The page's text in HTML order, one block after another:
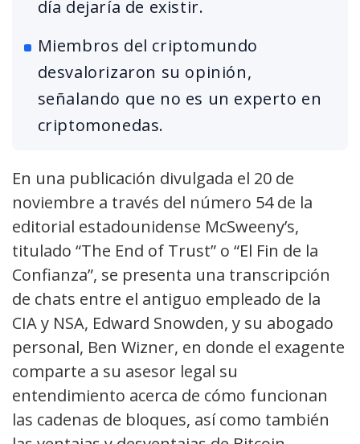
día dejaría de existir.
Miembros del criptomundo
desvalorizaron su opinión,
señalando que no es un experto en
criptomonedas.
En una publicación divulgada el 20 de
noviembre a través del número 54 de la
editorial estadounidense McSweeny’s,
titulado “The End of Trust” o “El Fin de la
Confianza”, se presenta una transcripción
de chats entre el antiguo empleado de la
CIA y NSA, Edward Snowden, y su abogado
personal, Ben Wizner, en donde el exagente
comparte a su asesor legal su
entendimiento acerca de cómo funcionan
las cadenas de bloques, así como también